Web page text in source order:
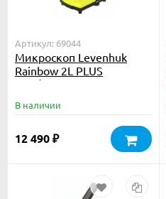
Артикул: 69044
Микроскоп Levenhuk
Rainbow 2L PLUS
Lime\Лайм
В наличии
12 490 ₽